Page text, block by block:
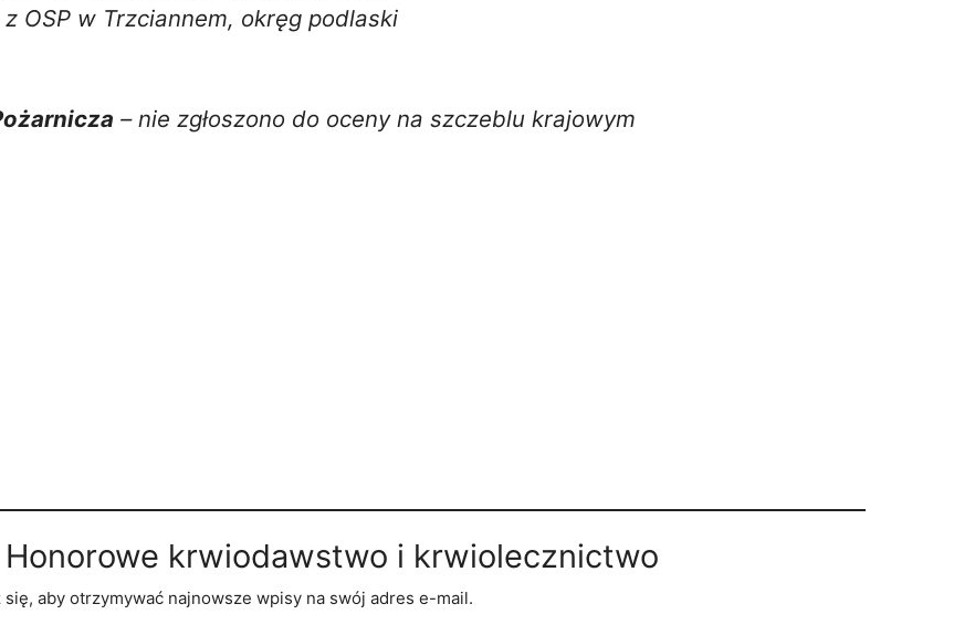
OSP w Trzciannem, okręg podlaski
– nie zgłoszono do oceny na szczeblu krajowym
krwiodawstwo i krwiolecznictwo
się, aby otrzymywać najnowsze wpisy na swój adres e-mail.